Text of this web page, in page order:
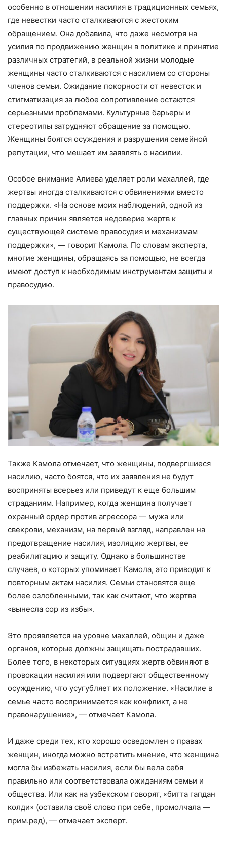
особенно в отношении насилия в традиционных семьях,
где невестки часто сталкиваются с жестоким
обращением. Она добавила, что даже несмотря на
усилия по продвижению женщин в политике и принятие
различных стратегий, в реальной жизни молодые
женщины часто сталкиваются с насилием со стороны
членов семьи. Ожидание покорности от невесток и
стигматизация за любое сопротивление остаются
серьезными проблемами. Культурные барьеры и
стереотипы затрудняют обращение за помощью.
Женщины боятся осуждения и разрушения семейной
репутации, что мешает им заявлять о насилии.
Особое внимание Алиева уделяет роли махаллей, где
жертвы иногда сталкиваются с обвинениями вместо
поддержки. «На основе моих наблюдений, одной из
главных причин является недоверие жертв к
существующей системе правосудия и механизмам
поддержки», — говорит Камола. По словам эксперта,
многие женщины, обращаясь за помощью, не всегда
имеют доступ к необходимым инструментам защиты и
правосудию.
Также Камола отмечает, что женщины, подвергшиеся
насилию, часто боятся, что их заявления не будут
восприняты всерьез или приведут к еще большим
страданиям. Например, когда женщина получает
охранный ордер против агрессора — мужа или
свекрови, механизм, на первый взгляд, направлен на
предотвращение насилия, изоляцию жертвы, ее
реабилитацию и защиту. Однако в большинстве
случаев, о которых упоминает Камола, это приводит к
повторным актам насилия. Семьи становятся еще
более озлобленными, так как считают, что жертва
«вынесла сор из избы».
Это проявляется на уровне махаллей, общин и даже
органов, которые должны защищать пострадавших.
Более того, в некоторых ситуациях жертв обвиняют в
провокации насилия или подвергают общественному
осуждению, что усугубляет их положение. «Насилие в
семье часто воспринимается как конфликт, а не
правонарушение», — отмечает Камола.
И даже среди тех, кто хорошо осведомлен о правах
женщин, иногда можно встретить мнение, что женщина
могла бы избежать насилия, если бы вела себя
правильно или соответствовала ожиданиям семьи и
общества. Или как на узбекском говорят, «битта гапдан
колди» (оставила своё слово при себе, промолчала —
прим.ред), — отмечает эксперт.